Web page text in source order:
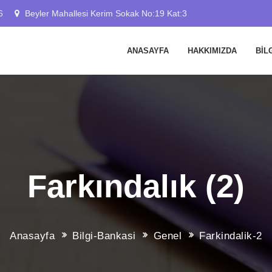
Beyler Mahallesi Kerim Sokak No:19 Kat:3
ANASAYFA HAKKIMIZDA
Farkındalık (2)
Anasayfa Bilgi-Bankasi Genel Farkindalik-2